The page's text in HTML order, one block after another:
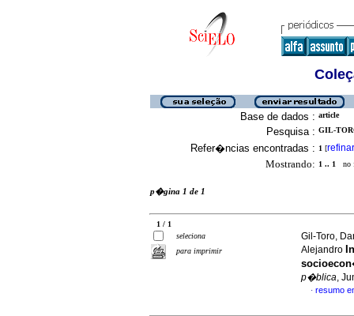
Base de dados : article
Pesquisa : GIL-
Refer�ncias encontradas : 1 [refinar
Mostrando: 1 .. 1 no
p�gina 1 de 1
1 / 1
seleciona
para imprimir
Gil-Toro,
Alejandro
p�blica,
· resumo